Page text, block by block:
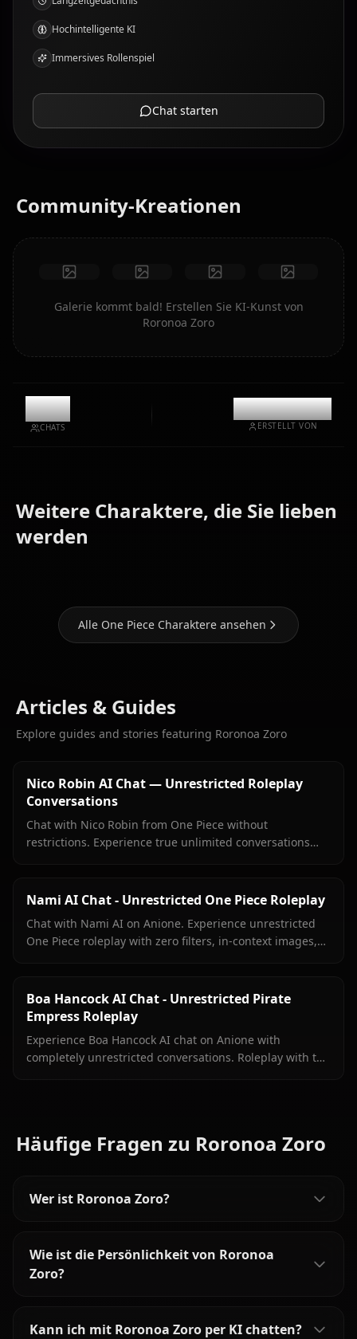
Hochintelligente KI
Immersives Rollenspiel
Chat starten
Community-Kreationen
Galerie kommt bald! Erstellen Sie KI-Kunst von
Roronoa Zoro
5.4k
CHATS
@kinayymon
ERSTELLT VON
Weitere Charaktere, die Sie lieben
werden
Nami (One
Alle One Piece Charaktere ansehen
Articles & Guides
Explore guides and stories featuring Roronoa Zoro
Nico Robin AI Chat — Unrestricted Roleplay
Conversations
Chat with Nico Robin from One Piece without
restrictions. Experience true unlimited conversations
Nami AI Chat - Unrestricted One Piece Roleplay
Chat with Nami AI on Anione. Experience unrestricted
One Piece roleplay with zero filters, in-context images,
Boa Hancock AI Chat - Unrestricted Pirate
Empress Roleplay
Experience Boa Hancock AI chat on Anione with
completely unrestricted conversations. Roleplay with the
Häufige Fragen zu Roronoa Zoro
Wer ist Roronoa Zoro?
Wie ist die Persönlichkeit von Roronoa
Zoro?
Kann ich mit Roronoa Zoro per KI chatten?